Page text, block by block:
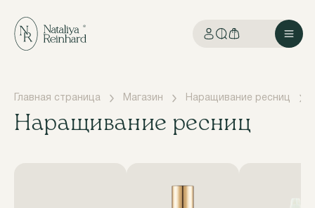
Главная страница Магазин Наращивание ресниц
Наращивание ресниц